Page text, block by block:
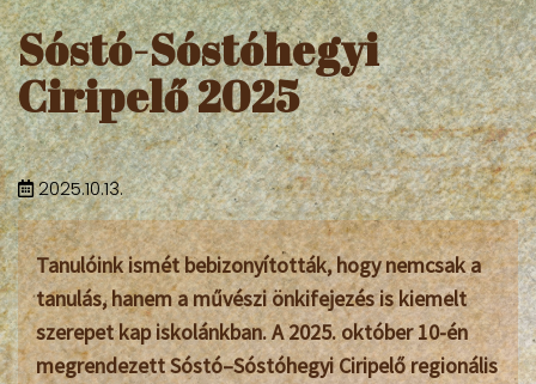
Sóstó-Sóstóhegyi
Ciripelő 2025
2025.10.13.
Tanulóink ismét bebizonyították, hogy nemcsak a
tanulás, hanem a művészi önkifejezés is kiemelt
szerepet kap iskolánkban. A 2025. október 10-én
megrendezettSóstó–Sóstóhegyi Ciripelőregionális